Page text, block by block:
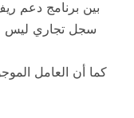
بين برنامج دعم
سجل تجاري ليس
كما أن العامل